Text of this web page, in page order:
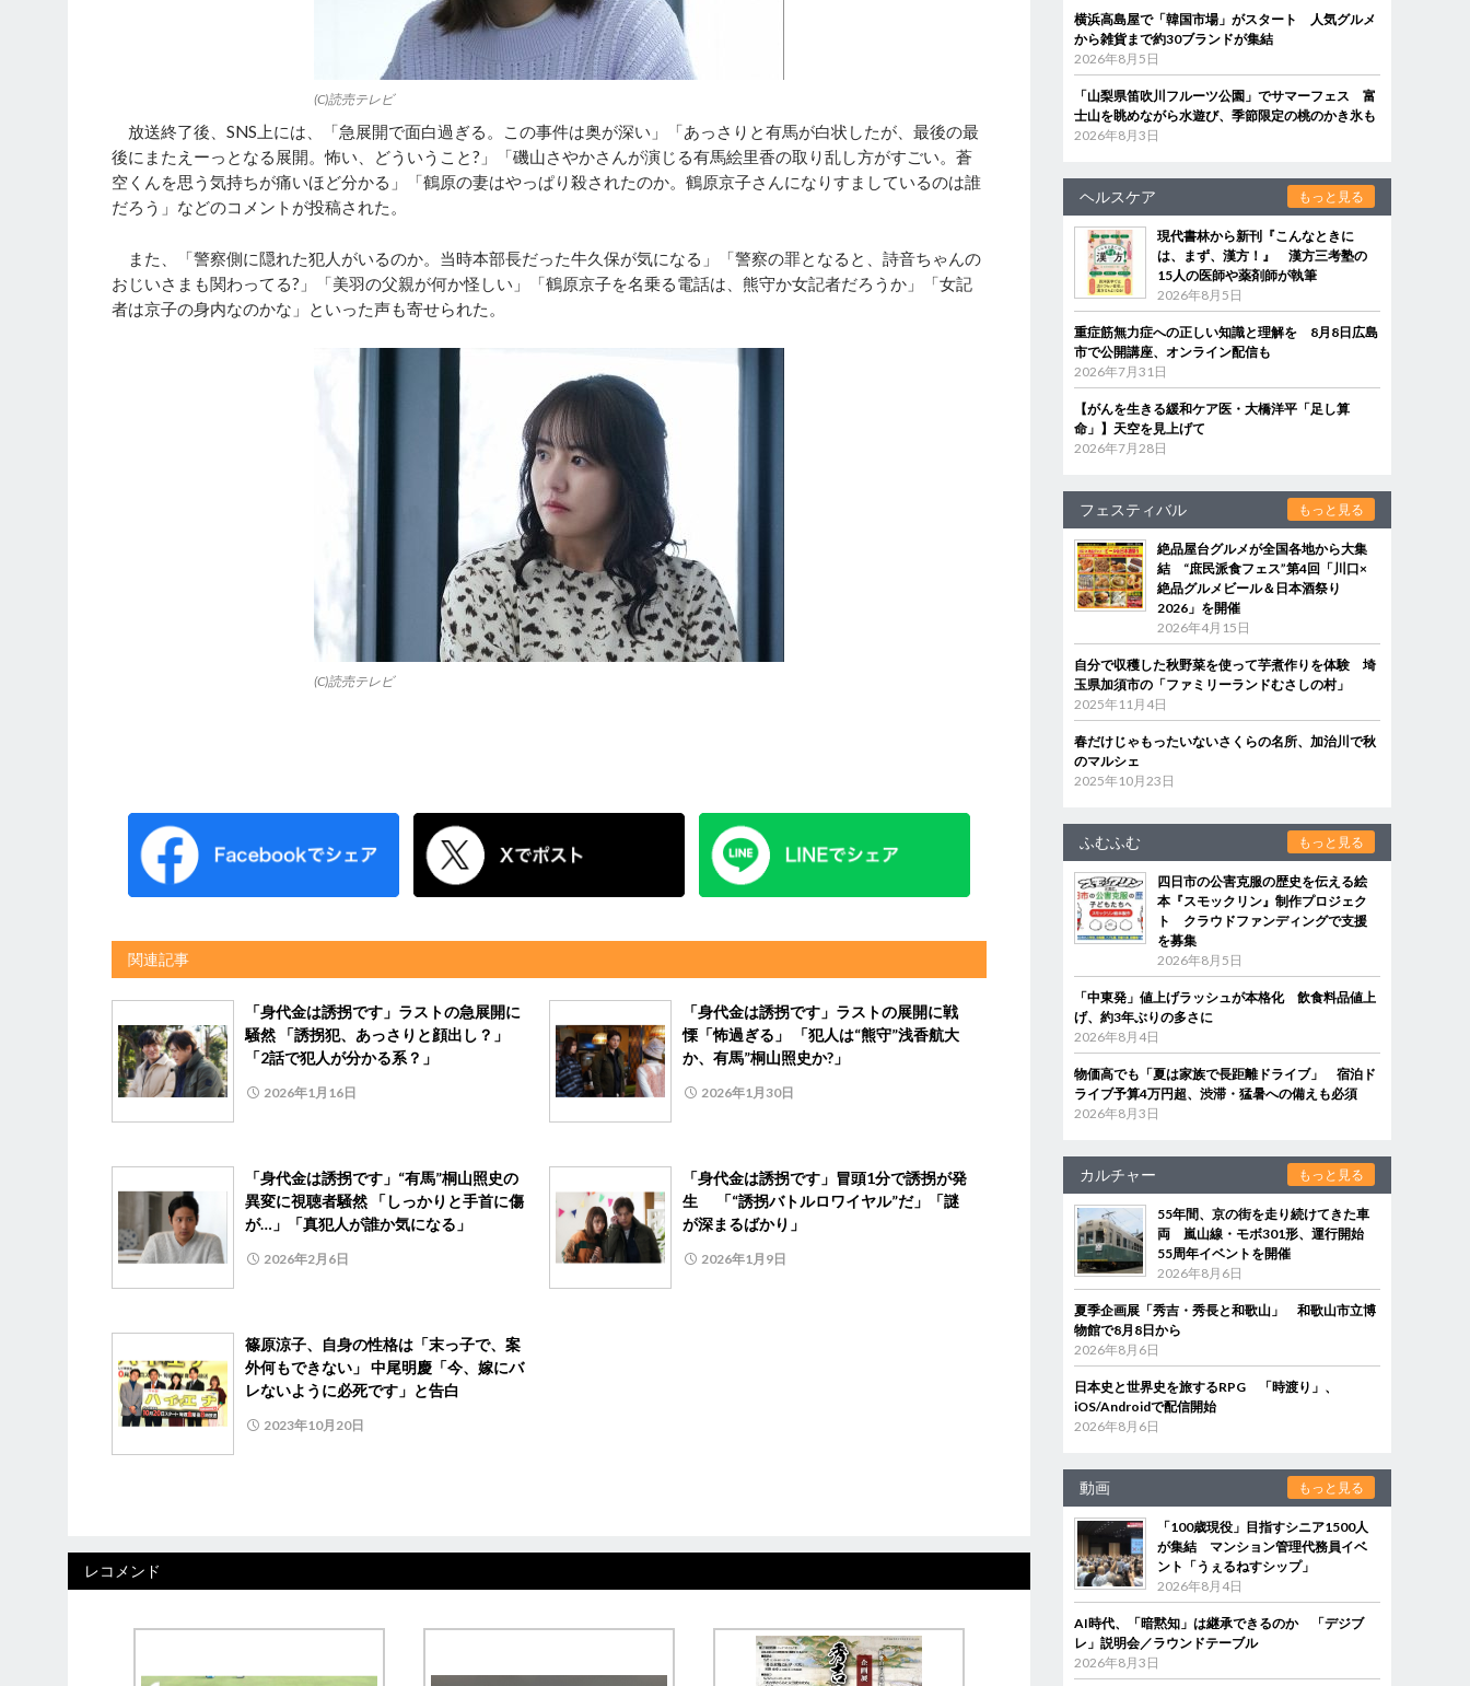
(C)読売テレビ
放送終了後、SNS上には、「急展開で面白過ぎる。この事件は奥が深い」「あっさりと有馬が白状したが、最後の最
後にまたえーっとなる展開。怖い、どういうこと?」「磯山さやかさんが演じる有馬絵里香の取り乱し方がすごい。蒼
空くんを思う気持ちが痛いほど分かる」「鶴原の妻はやっぱり殺されたのか。鶴原京子さんになりすましているのは誰
だろう」などのコメントが投稿された。
また、「警察側に隠れた犯人がいるのか。当時本部長だった牛久保が気になる」「警察の罪となると、詩音ちゃんの
おじいさまも関わってる?」「美羽の父親が何か怪しい」「鶴原京子を名乗る電話は、熊守か女記者だろうか」「女記
者は京子の身内なのかな」といった声も寄せられた。
(C)読売テレビ
関連記事
「身代金は誘拐です」ラストの急展開に
騒然 「誘拐犯、あっさりと顔出し？」
「2話で犯人が分かる系？」
2026年1月16日
「身代金は誘拐です」ラストの展開に戦
慄「怖過ぎる」 「犯人は“熊守”浅香航大
か、有馬”桐山照史か?」
2026年1月30日
「身代金は誘拐です」“有馬”桐山照史の
異変に視聴者騒然 「しっかりと手首に傷
が…」「真犯人が誰か気になる」
2026年2月6日
「身代金は誘拐です」冒頭1分で誘拐が発
生 「“誘拐バトルロワイヤル”だ」「謎
が深まるばかり」
2026年1月9日
篠原涼子、自身の性格は「末っ子で、案
外何もできない」 中尾明慶「今、嫁にバ
レないように必死です」と告白
2023年10月20日
レコメンド
横浜高島屋で「韓国市場」がスタート 人気グルメ
から雑貨まで約30ブランドが集結
2026年8月5日
「山梨県笛吹川フルーツ公園」でサマーフェス 富
士山を眺めながら水遊び、季節限定の桃のかき氷も
2026年8月3日
ヘルスケア もっと見る
現代書林から新刊『こんなときに
は、まず、漢方！』 漢方三考塾の
15人の医師や薬剤師が執筆
2026年8月5日
重症筋無力症への正しい知識と理解を 8月8日広島
市で公開講座、オンライン配信も
2026年7月31日
【がんを生きる緩和ケア医・大橋洋平「足し算
命」】天空を見上げて
2026年7月28日
フェスティバル もっと見る
絶品屋台グルメが全国各地から大集
結 “庶民派食フェス”第4回「川口×
絶品グルメビール＆日本酒祭り
2026」を開催
2026年4月15日
自分で収穫した秋野菜を使って芋煮作りを体験 埼
玉県加須市の「ファミリーランドむさしの村」
2025年11月4日
春だけじゃもったいないさくらの名所、加治川で秋
のマルシェ
2025年10月23日
ふむふむ もっと見る
四日市の公害克服の歴史を伝える絵
本『スモックリン』制作プロジェク
ト クラウドファンディングで支援
を募集
2026年8月5日
「中東発」値上げラッシュが本格化 飲食料品値上
げ、約3年ぶりの多さに
2026年8月4日
物価高でも「夏は家族で長距離ドライブ」 宿泊ド
ライブ予算4万円超、渋滞・猛暑への備えも必須
2026年8月3日
カルチャー もっと見る
55年間、京の街を走り続けてきた車
両 嵐山線・モボ301形、運行開始
55周年イベントを開催
2026年8月6日
夏季企画展「秀吉・秀長と和歌山」 和歌山市立博
物館で8月8日から
2026年8月6日
日本史と世界史を旅するRPG 「時渡り」、
iOS/Androidで配信開始
2026年8月6日
動画 もっと見る
「100歳現役」目指すシニア1500人
が集結 マンション管理代務員イベ
ント「うぇるねすシップ」
2026年8月4日
AI時代、「暗黙知」は継承できるのか 「デジブ
レ」説明会／ラウンドテーブル
2026年8月3日